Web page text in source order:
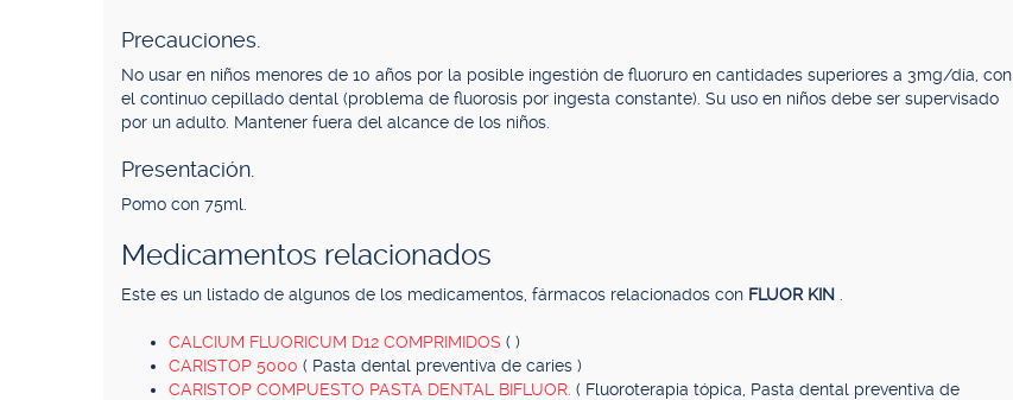
Precauciones.
No usar en niños menores de 10 años por la posible ingestión de fluoruro en cantidades superiores a 3mg/día, con
el continuo cepillado dental (problema de fluorosis por ingesta constante). Su uso en niños debe ser supervisado
por un adulto. Mantener fuera del alcance de los niños.
Presentación.
Pomo con 75ml.
Medicamentos relacionados
Este es un listado de algunos de los medicamentos, fármacos relacionados con FLUOR KIN
CALCIUM FLUORICUM D12 COMPRIMIDOS ( )
CARISTOP 5000 ( Pasta dental preventiva de caries )
CARISTOP COMPUESTO PASTA DENTAL BIFLUOR. ( Fluoroterapia tópica, Pasta dental preventiva de